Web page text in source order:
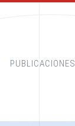
PUBLICACIONES